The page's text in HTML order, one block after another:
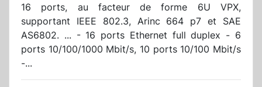
16 ports, au facteur de forme 6U VPX,
supportant IEEE 802.3, Arinc 664 p7 et SAE
AS6802. ... - 16 ports Ethernet full duplex - 6
ports 10/100/1000 Mbit/s, 10 ports 10/100 Mbit/s
-...